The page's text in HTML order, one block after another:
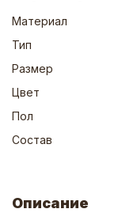
Материал
Тип
Размер
Цвет
Пол
Состав
Описание